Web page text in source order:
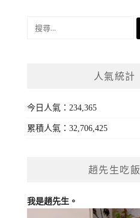
人氣統計
今日人氣：234,365
累積人氣：32,706,425
趙先生吃飯
我是趙先生。